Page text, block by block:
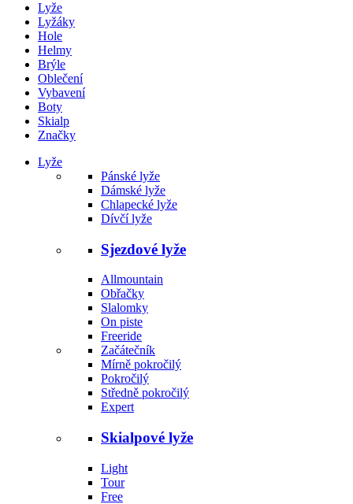
Lyže
Lyžáky
Hole
Helmy
Brýle
Oblečení
Vybavení
Boty
Skialp
Značky
Lyže
Pánské lyže
Dámské lyže
Chlapecké lyže
Dívčí lyže
Sjezdové lyže
Allmountain
Obřačky
Slalomky
On piste
Freeride
Začátečník
Mírně pokročilý
Pokročilý
Středně pokročilý
Expert
Skialpové lyže
Light
Tour
Free